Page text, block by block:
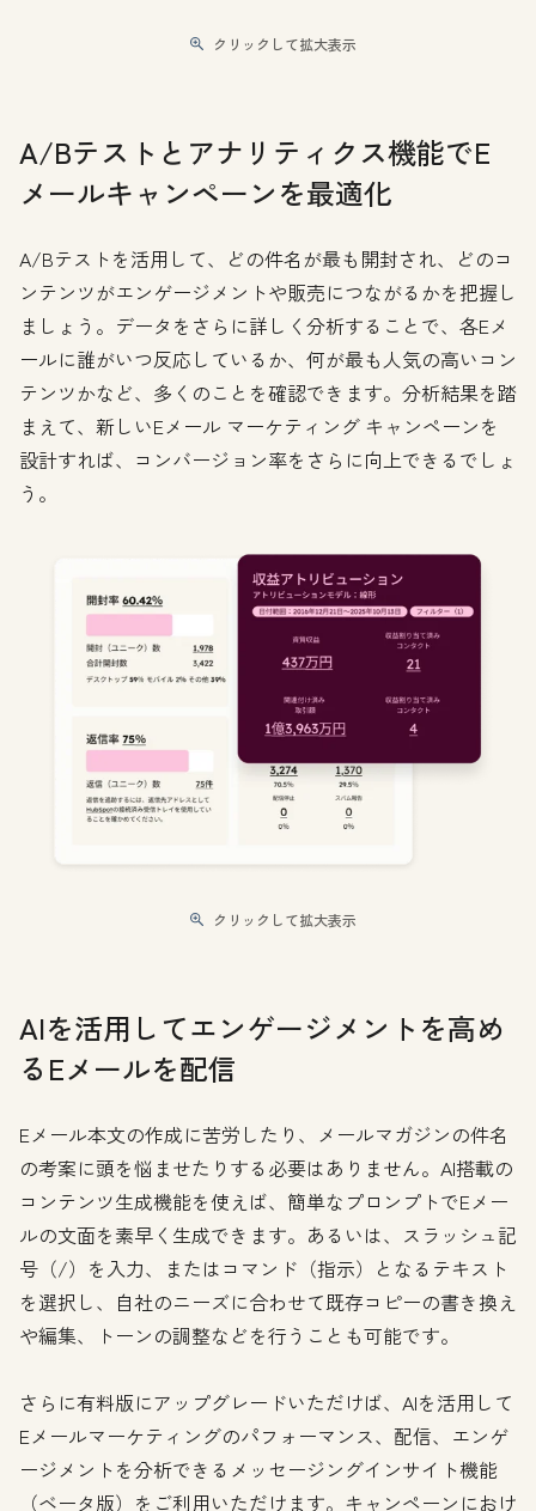
クリックして拡大表示
A/Bテストとアナリティクス機能でE
メールキャンペーンを最適化
A/Bテストを活用して、どの件名が最も開封され、どのコ
ンテンツがエンゲージメントや販売につながるかを把握し
ましょう。データをさらに詳しく分析することで、各Eメ
ールに誰がいつ反応しているか、何が最も人気の高いコン
テンツかなど、多くのことを確認できます。分析結果を踏
まえて、新しいEメール マーケティング キャンペーンを
設計すれば、コンバージョン率をさらに向上できるでしょ
う。
クリックして拡大表示
AIを活用してエンゲージメントを高め
るEメールを配信
Eメール本文の作成に苦労したり、メールマガジンの件名
の考案に頭を悩ませたりする必要はありません。AI搭載の
コンテンツ生成機能を使えば、簡単なプロンプトでEメー
ルの文面を素早く生成できます。あるいは、スラッシュ記
号（/）を入力、またはコマンド（指示）となるテキスト
を選択し、自社のニーズに合わせて既存コピーの書き換え
や編集、トーンの調整などを行うことも可能です。
さらに有料版にアップグレードいただけば、AIを活用して
Eメールマーケティングのパフォーマンス、配信、エンゲ
ージメントを分析できるメッセージングインサイト機能
（ベータ版）をご利用いただけます。キャンペーンにおけ